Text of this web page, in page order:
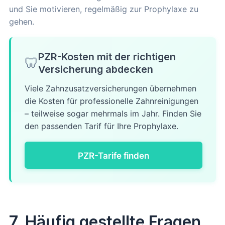
und Sie motivieren, regelmäßig zur Prophylaxe zu
gehen.
🦷PZR-Kosten mit der richtigen
Versicherung abdecken
Viele Zahnzusatzversicherungen übernehmen
die Kosten für professionelle Zahnreinigungen
– teilweise sogar mehrmals im Jahr. Finden Sie
den passenden Tarif für Ihre Prophylaxe.
PZR-Tarife finden